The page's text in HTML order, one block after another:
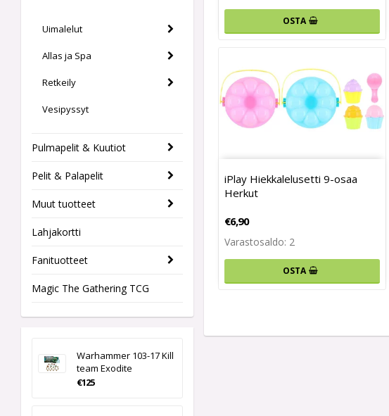
Uimalelut
Allas ja Spa
Retkeily
Vesipyssyt
Pulmapelit & Kuutiot
Pelit & Palapelit
Muut tuotteet
Lahjakortti
Fanituotteet
Magic The Gathering TCG
Warhammer 103-17 Kill
team Exodite
€125
OSTA
iPlay Hiekkalelusetti 9-osaa
Herkut
€6,90
Varastosaldo: 2
OSTA